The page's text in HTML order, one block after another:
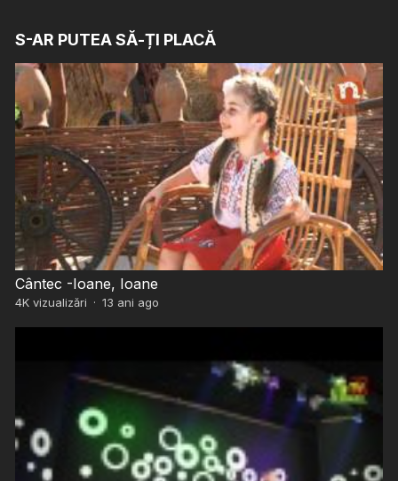
S-AR PUTEA SĂ-ȚI PLACĂ
Cântec -Ioane, Ioane
4Kvizualizări · 13 ani ago